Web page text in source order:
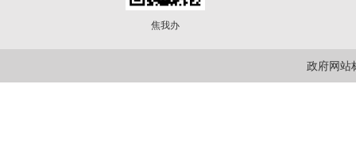
焦我办
政府网站